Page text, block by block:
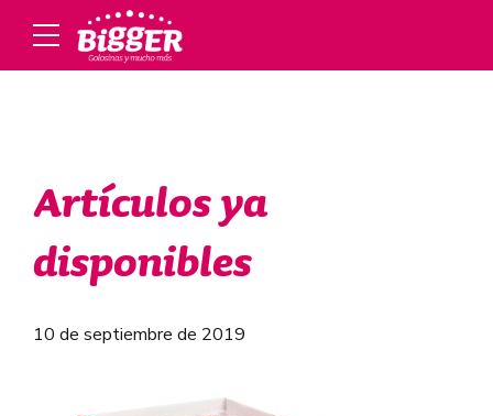
Artículos ya
disponibles
10 de septiembre de 2019